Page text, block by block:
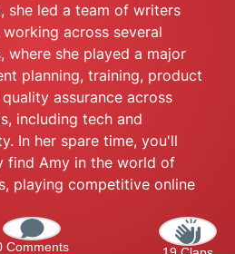
she led a team of writers
across several
where she played a major
planning, training, product
assurance across
including tech and
In her spare time, you'll
find Amy in the world of
playing competitive online
Comments